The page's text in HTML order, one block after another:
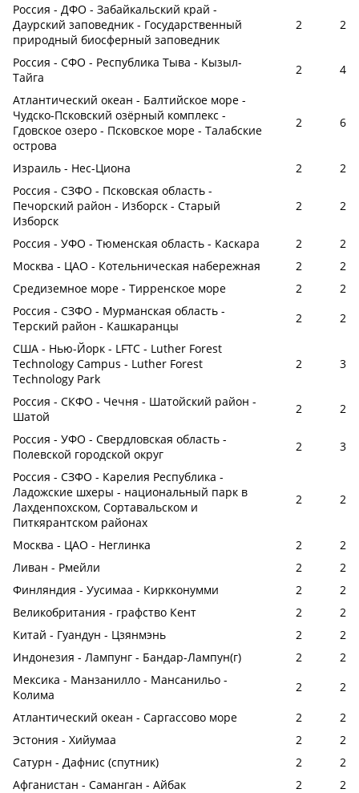
Россия - ДФО - Забайкальский край -
Даурский заповедник - Государственный
природный биосферный заповедник
2 2
Россия - СФО - Республика Тыва - Кызыл-
Тайга
2
4
Атлантический океан - Балтийское море -
Чудско-Псковский озёрный комплекс -
Гдовское озеро - Псковское море - Талабские
острова
2 6
Израиль - Нес-Циона 2
2
Россия - СЗФО - Псковская область -
Печорский район - Изборск - Старый
Изборск
2 2
Россия - УФО - Тюменская область - Каскара 2
2
Москва - ЦАО - Котельническая набережная
2
2
Средиземное море - Тирренское море
2
2
Россия - СЗФО - Мурманская область -
Терский район - Кашкаранцы
2
2
США - Нью-Йорк - LFTC - Luther Forest
Technology Campus - Luther Forest
Technology Park
2 3
Россия - СКФО - Чечня - Шатойский район -
Шатой
2
2
Россия - УФО - Свердловская область -
Полевской городской округ
2
3
Россия - СЗФО - Карелия Республика -
Ладожские шхеры - национальный парк в
Лахденпохском, Сортавальском и
Питкярантском районах
2 2
Москва - ЦАО - Неглинка 2
2
Ливан - Рмейли
2
2
Финляндия - Уусимаа - Киркконумми
2
2
Великобритания - графство Кент
2
2
Китай - Гуандун - Цзянмэнь
2
2
Индонезия - Лампунг - Бандар-Лампун(г)
2
2
Мексика - Манзанилло - Мансанильо -
Колима
2
2
Атлантический океан - Саргассово море
2
2
Эстония - Хийумаа
2
2
Сатурн - Дафнис (спутник)
2
2
Афганистан - Саманган - Айбак
2
2